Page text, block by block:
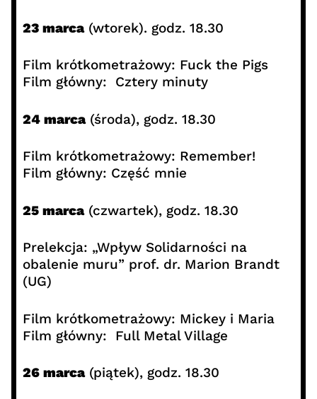
23 marca(wtorek). godz. 18.30
Film krótkometrażowy: Fuck the Pigs
Film główny: Cztery minuty
24 marca(środa), godz. 18.30
Film krótkometrażowy: Remember!
Film główny: Część mnie
25 marca(czwartek), godz. 18.30
Prelekcja: „Wpływ Solidarności na
obalenie muru” prof. dr. Marion Brandt
(UG)
Film krótkometrażowy: Mickey i Maria
Film główny: Full Metal Village
26 marca(piątek), godz. 18.30